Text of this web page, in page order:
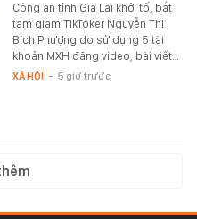
Công an tỉnh Gia Lai khởi tố, bắt
tạm giam TikToker Nguyễn Thị
Bích Phượng do sử dụng 5 tài
khoản MXH đăng video, bài viết…
XÃ HỘI - 5 giờ trước